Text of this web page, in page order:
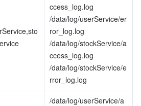
ccess_log.log
/data/log/userService/er
ror_log.log
/data/log/stockService/a
ccess_log.log
/data/log/stockService/e
rror_log.log
/data/log/userService/a